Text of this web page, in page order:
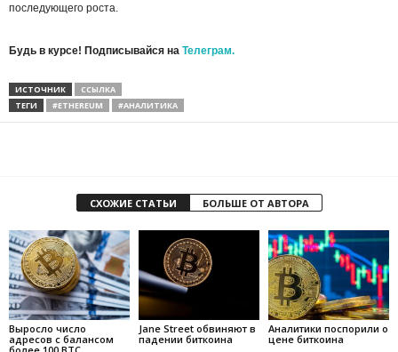
последующего роста.
Будь в курсе! Подписывайся на Телеграм.
ИСТОЧНИК
ССЫЛКА
ТЕГИ
#ETHEREUM #АНАЛИТИКА
СХОЖИЕ СТАТЬИ БОЛЬШЕ ОТ АВТОРА
Выросло число
адресов с балансом
Jane Street обвиняют в
падении биткоина
Аналитики поспорили о
цене биткоина